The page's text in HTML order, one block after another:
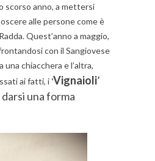
scorso anno, a mettersi
alle persone come è
Quest’anno a maggio,
con il Sangiovese
una chiacchera e l’altra,
ai fatti, i ‘Vignaioli’
una forma